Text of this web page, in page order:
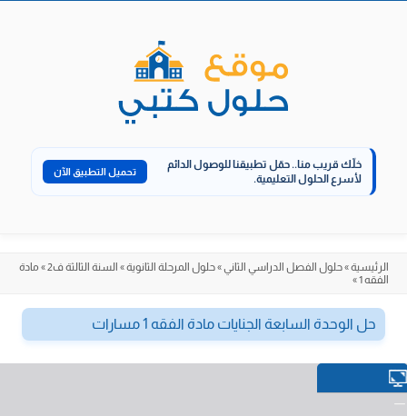
خلّك قريب منا.. حمّل تطبيقنا للوصول الدائم
لأسرع الحلول التعليمية.
تحميل التطبيق الآن
الرئيسية»حلول الفصل الدراسي الثاني»حلول المرحلة الثانوية» السنة الثالثة ف2 » مادة
الفقه 1 »
حل الوحدة السابعة الجنايات مادة الفقه 1 مسارات